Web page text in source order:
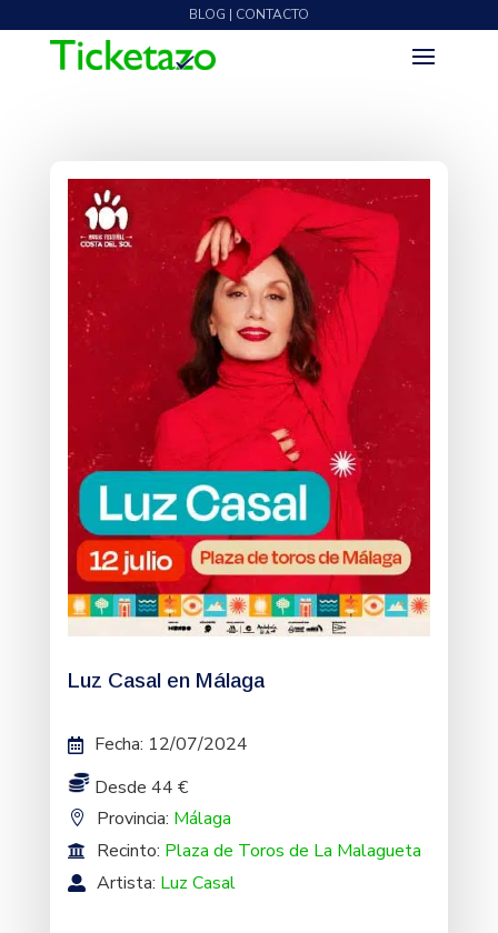
BLOG | CONTACTO
Luz Casal en Málaga
Fecha: 12/07/2024
Desde 44 €
Provincia: Málaga
Recinto: Plaza de Toros de La Malagueta
Artista: Luz Casal